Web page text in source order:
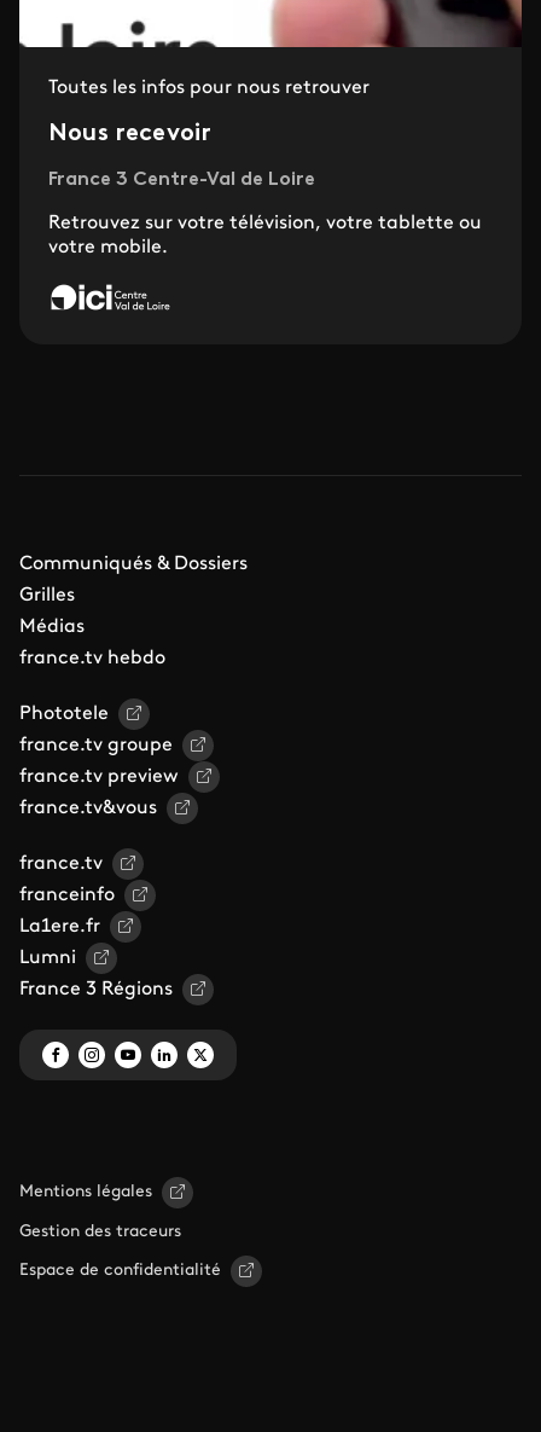
Toutes les infos pour nous retrouver
Nous recevoir
France 3 Centre-Val de Loire
Retrouvez sur votre télévision, votre tablette ou
votre mobile.
Communiqués & Dossiers
Grilles
Médias
france.tv hebdo
Phototele
france.tv groupe
france.tv preview
france.tv&vous
france.tv
franceinfo
La1ere.fr
Lumni
France 3 Régions
Mentions légales
Gestion des traceurs
Espace de confidentialité